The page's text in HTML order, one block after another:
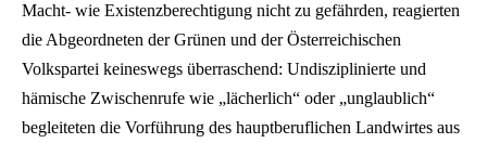
Macht- wie Existenzberechtigung nicht zu gefährden, reagierten
die Abgeordneten der Grünen und der Österreichischen
Volkspartei keineswegs überraschend: Undisziplinierte und
hämische Zwischenrufe wie „lächerlich“ oder „unglaublich“
begleiteten die Vorführung des hauptberuflichen Landwirtes aus